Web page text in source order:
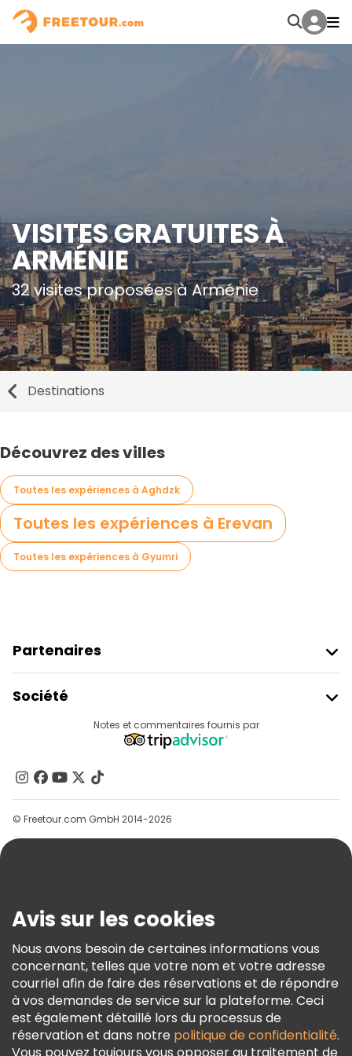
VISITES GRATUITES À
ARMÉNIE
32 visites proposées à Arménie
Destinations
Découvrez des villes
Toutes les expériences à Aghdzk
Toutes les expériences à Erevan
Toutes les expériences à Gyumri
Partenaires
Connexion Du Fournisseur
Programme D’affiliation
Société
Contactez-Nous
Groupes
Aide
Conditions Générales Et Mentions Légales
Politique En Matière De Cookies
Freetour Prix
Programme De Fidélité
Notes et commentaires fournis par
© Freetour.com GmbH 2014-2026
Avis sur les cookies
Nous avons besoin de certaines informations vous
concernant, telles que votre nom et votre adresse
courriel afin de faire des réservations et de répondre
à vos demandes de service sur la plateforme. Ceci
est également détaillé lors du processus de
réservation et dans notre politique de confidentialité.